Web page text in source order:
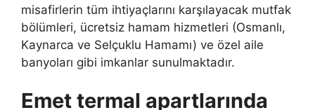
misafirlerin tüm ihtiyaçlarını karşılayacak mutfak
bölümleri, ücretsiz hamam hizmetleri (Osmanlı,
Kaynarca ve Selçuklu Hamamı) ve özel aile
banyoları gibi imkanlar sunulmaktadır.
Emet termal apartlarında